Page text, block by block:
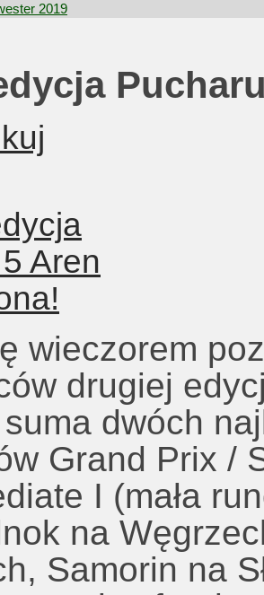
2019
wieczorem
drugiej
suma dwóch
Grand Prix /
I (mała
na
Samorin na